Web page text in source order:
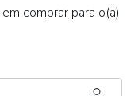
comprar para o(a)